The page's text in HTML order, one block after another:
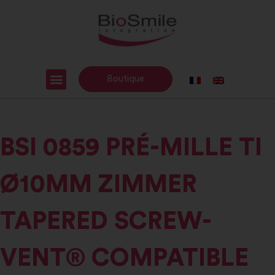
Boutique
BSI 0859 PRÉ-MILLE TI
Ø10MM ZIMMER
TAPERED SCREW-
VENT® COMPATIBLE